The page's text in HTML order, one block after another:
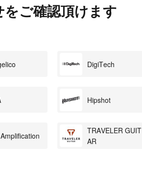
をご確認頂けます
DigiTech
Hipshot
TRAVELER GUIT
AR